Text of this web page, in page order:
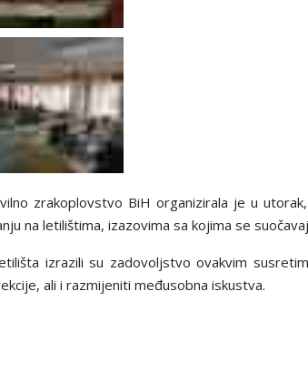
zrakoplovstvo BiH organizirala je u
na letilištima, izazovima sa kojima se
izrazili su zadovolјstvo ovakvim
ali i razmijeniti međusobna iskustva.